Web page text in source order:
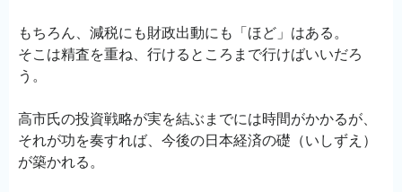
もちろん、減税にも財政出動にも「ほど」はある。
そこは精査を重ね、行けるところまで行けばいいだろ
う。
高市氏の投資戦略が実を結ぶまでには時間がかかるが、
それが功を奏すれば、今後の日本経済の礎（いしずえ）
が築かれる。